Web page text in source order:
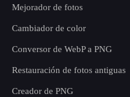
Mejorador de fotos
Cambiador de color
Conversor de WebP a PNG
Restauración de fotos antiguas
Creador de PNG